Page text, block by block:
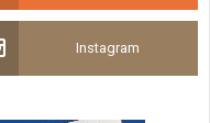
Instagram